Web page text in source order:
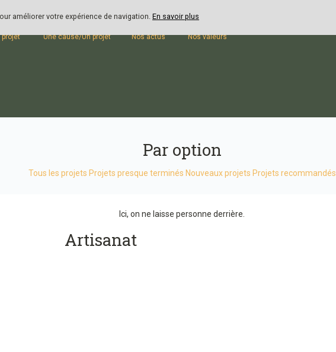
améliorer votre expérience de navigation. En savoir plus
projet
Soutenir
Une cause/Un projet Nos actus
Présentation
Nos valeurs
Par option
Tous les projets Projets presque terminés Nouveaux projets Projets recommandés
Ici, on ne laisse personne derrière.
Artisanat